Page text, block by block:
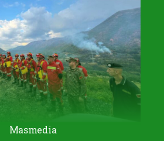
Masmedia